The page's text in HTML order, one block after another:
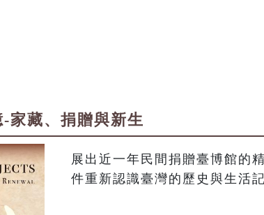
家藏、捐贈與新生
展出近一年民間捐贈臺博館的
件重新認識臺灣的歷史與生活記